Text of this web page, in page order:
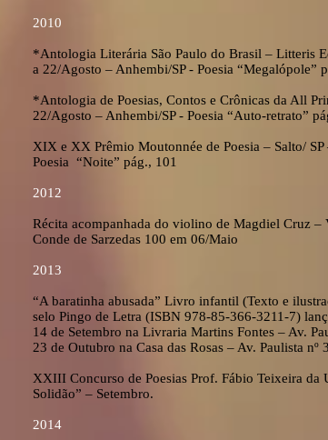
2010
*Antologia Literária São Paulo do Brasil – Litteris
a 22/Agosto – Anhembi/SP - Poesia “Megalópole”
*Antologia de Poesias, Contos e Crônicas da All
22/Agosto – Anhembi/SP - Poesia “Auto-retrato”
XIX e XX Prêmio Moutonnée de Poesia – Salto/
Poesia “Noite” pág., 101
2012
Récita acompanhada do violino de Magdiel Cruz –
Conde de Sarzedas 100 em 06/Maio
2013
“A baratinha abusada” Livro infantil (Texto e
selo Pingo de Letra (ISBN 978-85-366-3211-7)
14 de Setembro na Livraria Martins Fontes – Av.
23 de Outubro na Casa das Rosas – Av. Paulista nº
XXIII Concurso de Poesias Prof. Fábio Teixeira da
Solidão” – Setembro.
2014